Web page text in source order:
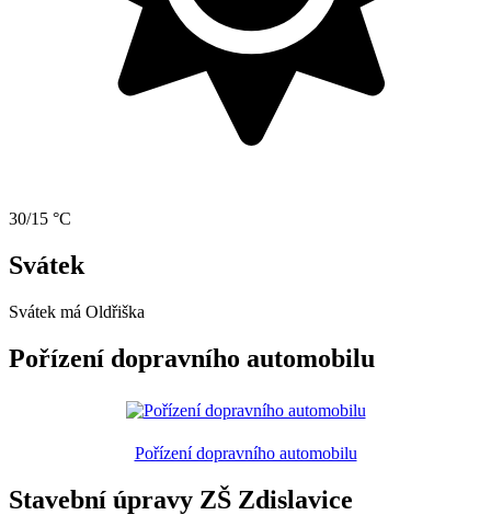
30/15 °C
Svátek
Svátek má Oldřiška
Pořízení dopravního automobilu
Pořízení dopravního automobilu
Stavební úpravy ZŠ Zdislavice